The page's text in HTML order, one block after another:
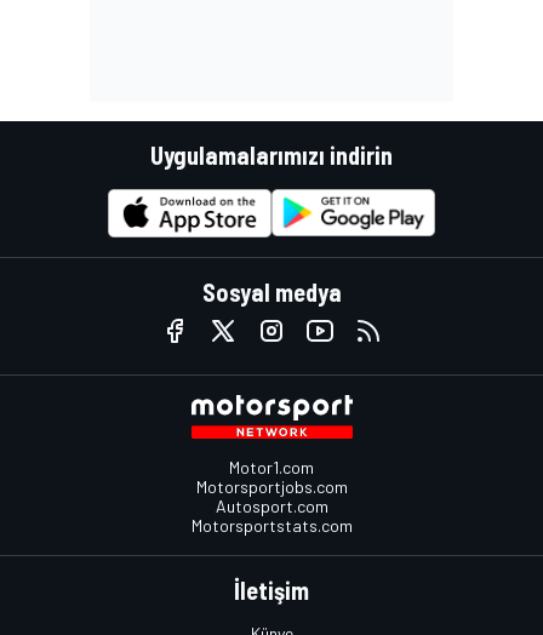
Uygulamalarımızı indirin
Sosyal medya
Motor1.com
Motorsportjobs.com
Autosport.com
Motorsportstats.com
İletişim